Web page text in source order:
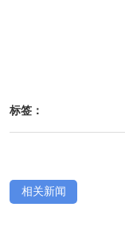
标签：
相关新闻